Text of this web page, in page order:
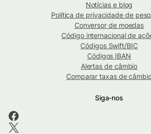
Notícias e blog
Política de privacidade de
Conversor de moedas
Código internacional de
Códigos Swift/BIC
Códigos IBAN
Alertas de câmbio
Comparar taxas de
Siga-nos